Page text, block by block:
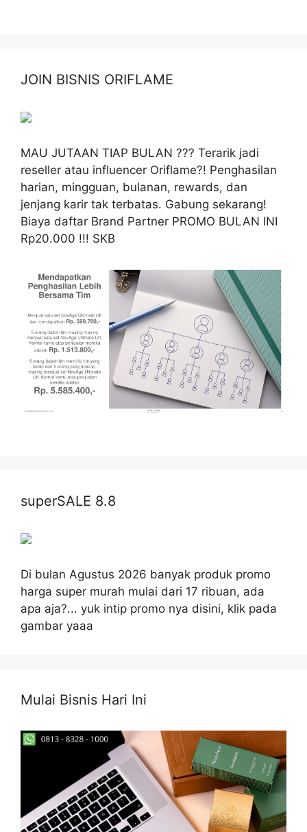
JOIN BISNIS ORIFLAME
MAU JUTAAN TIAP BULAN ??? Terarik jadi
reseller atau influencer Oriflame?! Penghasilan
harian, mingguan, bulanan, rewards, dan
jenjang karir tak terbatas. Gabung sekarang!
Biaya daftar Brand Partner PROMO BULAN INI
Rp20.000 !!! SKB
superSALE 8.8
Di bulan Agustus 2026 banyak produk promo
harga super murah mulai dari 17 ribuan, ada
apa aja?... yuk intip promo nya disini, klik pada
gambar yaaa
Mulai Bisnis Hari Ini